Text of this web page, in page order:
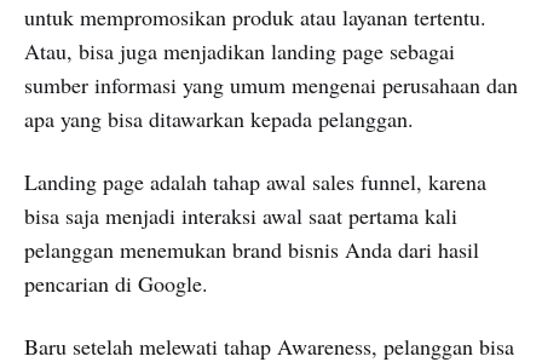
untuk mempromosikan produk atau layanan tertentu.
Atau, bisa juga menjadikan landing page sebagai
sumber informasi yang umum mengenai perusahaan dan
apa yang bisa ditawarkan kepada pelanggan.
Landing page adalah tahap awal sales funnel, karena
bisa saja menjadi interaksi awal saat pertama kali
pelanggan menemukan brand bisnis Anda dari hasil
pencarian di Google.
Baru setelah melewati tahap Awareness, pelanggan bisa